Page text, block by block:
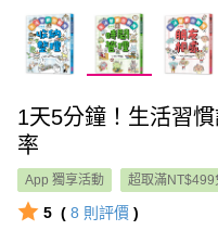
1天5分鐘！生活習
率
App 獨享活動 超取滿NT$499
5 ( 8 則評價 )